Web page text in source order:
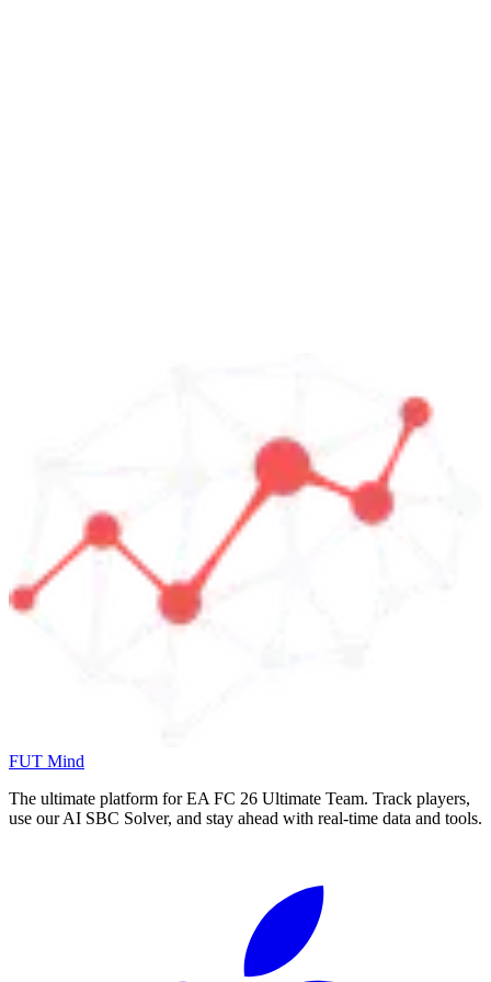
FUT Mind
The ultimate platform for EA FC 26 Ultimate Team. Track players,
use our AI SBC Solver, and stay ahead with real-time data and tools.